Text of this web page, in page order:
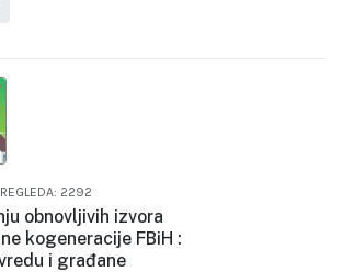
2292
obnovljivih izvora
kogeneracije FBiH :
i građane